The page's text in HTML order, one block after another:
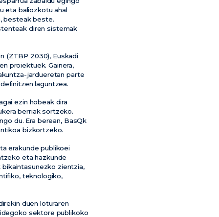
eta baliozkotu ahal
besteak beste.
diren sistemak
(ZTBP 2030), Euskadi
proiektuek. Gainera,
jardueretan parte
laguntzea.
ezin hobeak dira
berriak sortzeko.
du. Era berean, BasQk
bizkortzeko.
erakunde publikoei
eta hazkunde
zientzia,
teknologiko,
duen loturaren
sektore publikoko